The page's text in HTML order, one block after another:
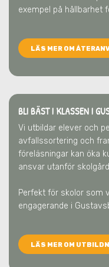
exempel på hållbarhet
LÄS MER OM
BLI BÄST I KLASSEN I
Vi utbildar elever och
avfallssortering och
föreläsningar kan öka
ansvar utanför
Perfekt för skolor som
engagerande i
LÄS MER OM